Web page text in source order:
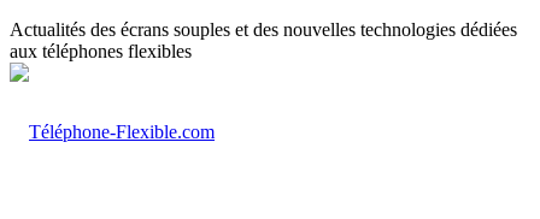
Actualités des écrans souples et des nouvelles technologies dédiées
aux téléphones flexibles